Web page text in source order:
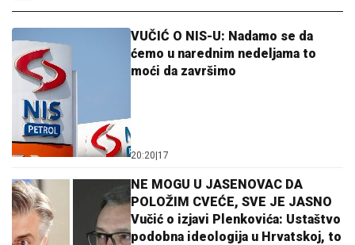
VUČIĆ O NIS-U: Nadamo se da
ćemo u narednim nedeljama to
moći da završimo
20:20 17
NE MOGU U JASENOVAC DA
POLOŽIM CVEĆE, SVE JE JASNO
Vučić o izjavi Plenkovića: Ustaštvo
podobna ideologija u Hrvatskoj, to